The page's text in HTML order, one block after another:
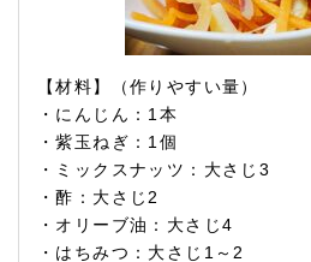
【材料】（作りやすい量）
・にんじん：1本
・紫玉ねぎ：1個
・ミックスナッツ：大さじ3
・酢：大さじ2
・オリーブ油：大さじ4
・はちみつ：大さじ1～2